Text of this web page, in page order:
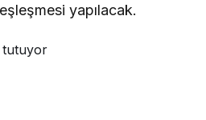
yapılacak.